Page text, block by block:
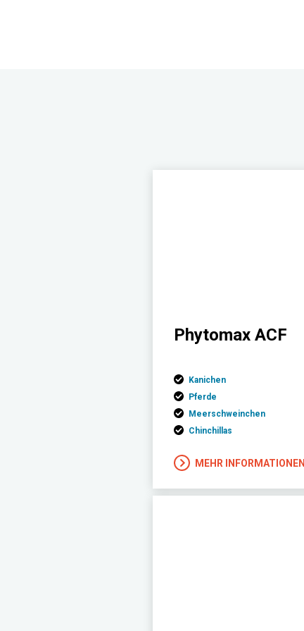
Phytomax ACF
Kanichen
Pferde
Meerschweinchen
Chinchillas
MEHR INFORMATIONEN